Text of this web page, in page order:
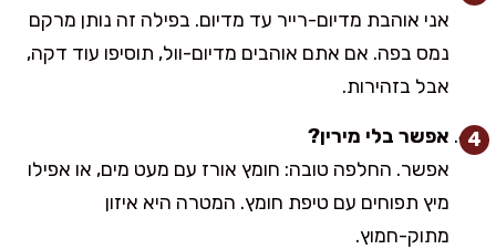
אני אוהבת מדיום-רייר עד מדיום. בפילה זה נותן מרקם
נמס בפה. אם אתם אוהבים מדיום-וול, תוסיפו עוד דקה,
אבל בזהירות.
אפשר בלי מירין?
אפשר. החלפה טובה: חומץ אורז עם מעט מים, או אפילו
מיץ תפוחים עם טיפת חומץ. המטרה היא איזון
מתוק-חמוץ.